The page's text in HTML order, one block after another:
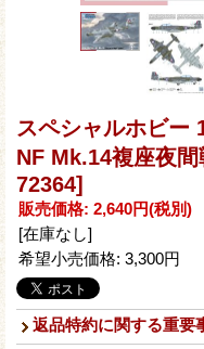
スペシャルホビー
NF Mk.14複座夜
72364]
販売価格: 2,640円(税別)
[在庫なし]
希望小売価格: 3,300円
返品特約に関する重要